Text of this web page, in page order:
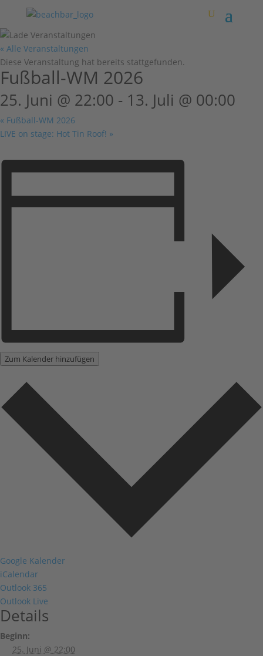
« Alle Veranstaltungen
Diese Veranstaltung hat bereits stattgefunden.
Fußball-WM 2026
25. Juni @ 22:00 - 13. Juli @ 00:00
« Fußball-WM 2026
LIVE on stage: Hot Tin Roof! »
Zum Kalender hinzufügen
Google Kalender
iCalendar
Outlook 365
Outlook Live
Details
Beginn:
25. Juni @ 22:00